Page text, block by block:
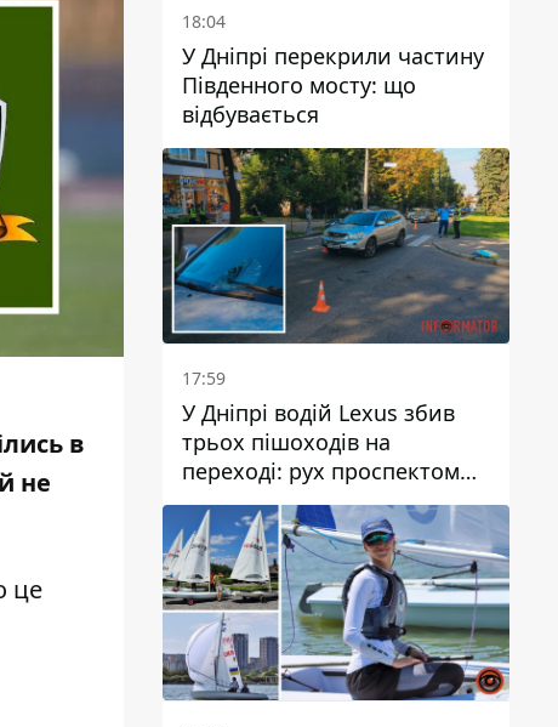
в
не
це
18:04
У Дніпрі перекрили частину
Південного мосту: що
відбувається
17:59
У Дніпрі водій Lexus збив
трьох пішоходів на
переході: рух проспектом
Науки ускладнений